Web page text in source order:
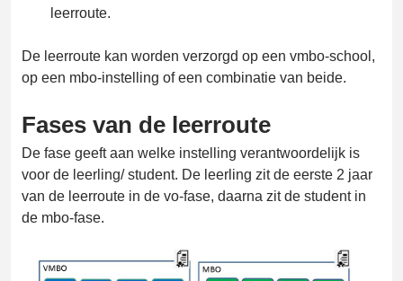
leerroute.
De leerroute kan worden verzorgd op een vmbo-school,
op een mbo-instelling of een combinatie van beide.
Fases van de leerroute
De fase geeft aan welke instelling verantwoordelijk is
voor de leerling/ student. De leerling zit de eerste 2 jaar
van de leerroute in de vo-fase, daarna zit de student in
de mbo-fase.